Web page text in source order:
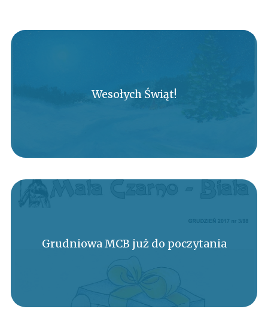
Wesołych Świąt!
Grudniowa MCB już do poczytania